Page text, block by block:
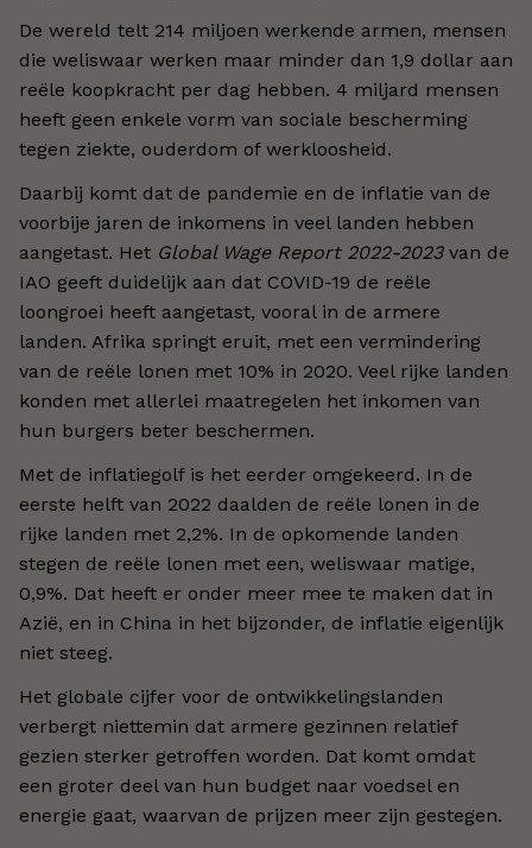
De wereld telt 214 miljoen werkende armen, mensen
die weliswaar werken maar minder dan 1,9 dollar aan
reële koopkracht per dag hebben. 4 miljard mensen
heeft geen enkele vorm van sociale bescherming
tegen ziekte, ouderdom of werkloosheid.
Daarbij komt dat de pandemie en de inflatie van de
voorbije jaren de inkomens in veel landen hebben
aangetast. Het Global Wage Report 2022-2023van de
IAO geeft duidelijk aan dat COVID-19 de reële
loongroei heeft aangetast, vooral in de armere
landen. Afrika springt eruit, met een vermindering
van de reële lonen met 10% in 2020. Veel rijke landen
konden met allerlei maatregelen het inkomen van
hun burgers beter beschermen.
Met de inflatiegolf is het eerder omgekeerd. In de
eerste helft van 2022 daalden de reële lonen in de
rijke landen met 2,2%. In de opkomende landen
stegen de reële lonen met een, weliswaar matige,
0,9%. Dat heeft er onder meer mee te maken dat in
Azië, en in China in het bijzonder, de inflatie eigenlijk
niet steeg.
Het globale cijfer voor de ontwikkelingslanden
verbergt niettemin dat armere gezinnen relatief
gezien sterker getroffen worden. Dat komt omdat
een groter deel van hun budget naar voedsel en
energie gaat, waarvan de prijzen meer zijn gestegen.